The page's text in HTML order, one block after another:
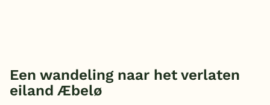
Een wandeling naar het verlaten
eiland Æbelø